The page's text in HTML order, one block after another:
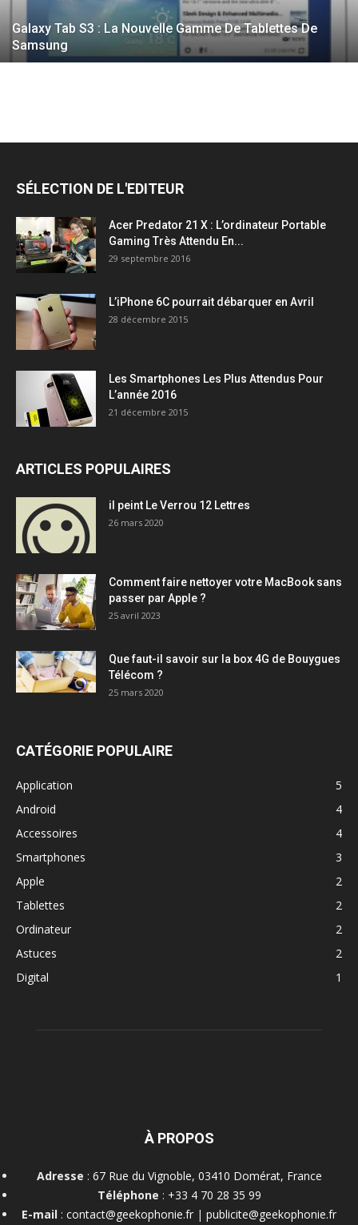
Galaxy Tab S3 : La Nouvelle Gamme De Tablettes De
Samsung
SÉLECTION DE L'EDITEUR
Acer Predator 21 X : L’ordinateur Portable
Gaming Très Attendu En...
29 septembre 2016
L’iPhone 6C pourrait débarquer en Avril
28 décembre 2015
Les Smartphones Les Plus Attendus Pour
L’année 2016
21 décembre 2015
ARTICLES POPULAIRES
il peint Le Verrou 12 Lettres
26 mars 2020
Comment faire nettoyer votre MacBook sans
passer par Apple ?
25 avril 2023
Que faut-il savoir sur la box 4G de Bouygues
Télécom ?
25 mars 2020
CATÉGORIE POPULAIRE
Application
5
Android
4
Accessoires
4
Smartphones
3
Apple
2
Tablettes
2
Ordinateur
2
Astuces
2
Digital
1
À PROPOS
Adresse : 67 Rue du Vignoble, 03410 Domérat, France
Téléphone : +33 4 70 28 35 99
E-mail : contact@geekophonie.fr | publicite@geekophonie.fr